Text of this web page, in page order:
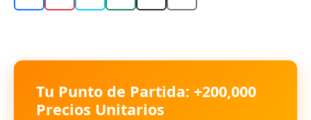
Tu Punto de Partida: +200,000
Precios Unitarios